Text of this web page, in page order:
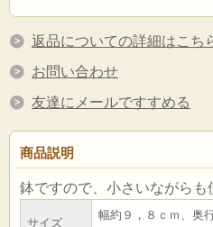
返品についての詳細はこち
お問い合わせ
友達にメールですすめる
商品説明
鉢ですので、小さいながらも
サイズ
幅約９，８ｃｍ、奥